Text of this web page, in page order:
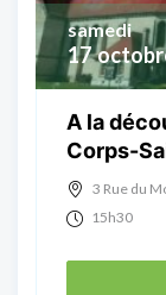
17
samedi
A la
Corps-
3 Rue du
15h30